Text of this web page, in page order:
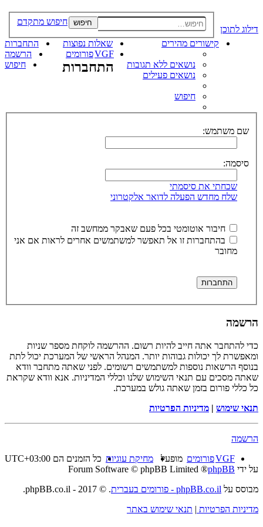
דילוג לתוכן
חיפוש חיפוש מתקדם
קישורים מהירים
נושאים ללא תגובות
נושאים פעילים
חיפוש
שאלות נפוצות
התחברות
הרשמה
VGFפורומים
חיפוש
התחברות
שם משתמש:
סיסמה:
שכחתי את סיסמתי
שלח מחדש הפעלה לדואר אלקטרוני
חיבור אוטומטי בכל פעם שאבקר ממחשב זה
בהתחברות זו אל תאפשר למשתמשים אחרים לראות אם אני
מחובר
הרשמה
כדי להתחבר אתה חייב להיות רשום. ההרשמה לוקחת מספר שניות
ומאפשרת לך יכולות גבוהות יותר. המנהל הראשי של המערכת יכול לתת
בנוסף הרשאות נוספות למשתמשים רשומים. לפני שאתה מתחבר וודא
שאתה מסכים עם תנאי השימוש שלנו וכללי המדיניות. אנא וודא שקראת
כל כללי פורום בזמן שאתה גולש במערכת.
תנאי שימוש | מדיניות הפרטיות
הרשמה
VGFפורומים כל הזמנים הם UTC+03:00 מחיקת עוגיות
מופעל
על ידי phpBB
® Forum Software © phpBB Limited
מבוסס על phpBB.co.il - פורומים בעברית
. © 2017 - phpBB.co.il.
מדיניות הפרטיות | תנאי שימוש באתר